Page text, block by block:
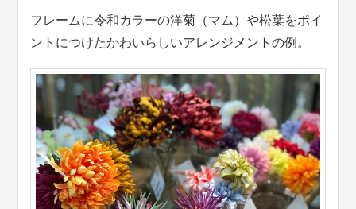
フレームに令和カラーの洋菊（マム）や松葉をポイ
ントにつけたかわいらしいアレンジメントの例。